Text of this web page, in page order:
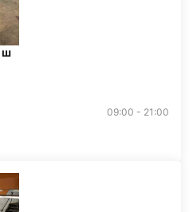
ш
09:00 - 21:00